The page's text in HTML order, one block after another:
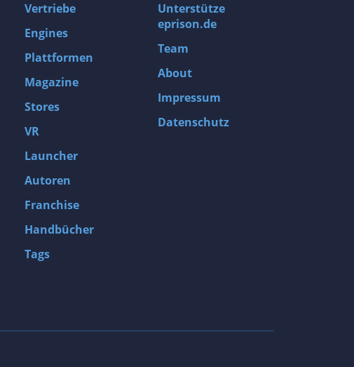
Vertriebe
Engines
Plattformen
Magazine
Stores
VR
Launcher
Autoren
Franchise
Handbücher
Tags
Unterstütze
eprison.de
Team
About
Impressum
Datenschutz